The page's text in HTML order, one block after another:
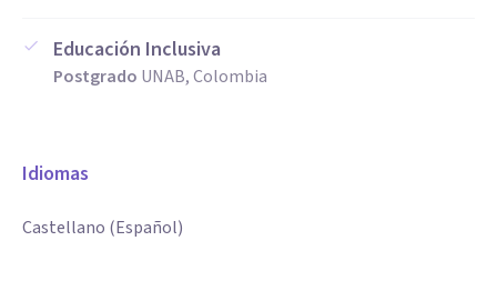
Educación Inclusiva
Postgrado UNAB, Colombia
Idiomas
Castellano (Español)